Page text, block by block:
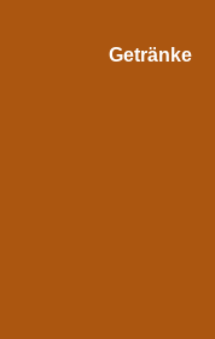
Getränke